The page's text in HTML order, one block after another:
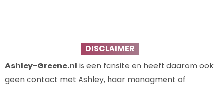
DISCLAIMER
Ashley-Greene.nl is een fansite en heeft daarom ook
geen contact met Ashley, haar managment of